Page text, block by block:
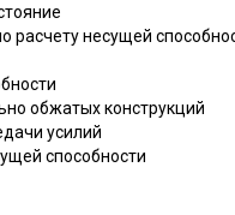
расчету несущей
обжатых конструкций
усилий
способности